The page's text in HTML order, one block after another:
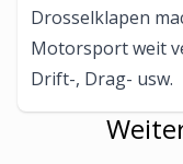
Drosselklapen
Motorsport weit
Drift-, Drag- usw.